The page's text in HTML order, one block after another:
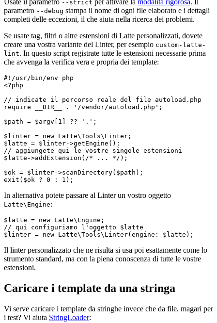
--strict
parametro --debug stampa il nome di ogni file elaborato e i dettagli
completi delle eccezioni, il che aiuta nella ricerca dei problemi.
Se usate tag, filtri o altre estensioni di Latte personalizzati, dovete
creare una vostra variante del Linter, per esempio custom-latte-
lint. In questo script registrate tutte le estensioni necessarie prima
che avvenga la verifica vera e propria dei template:
#!/usr/bin/env php
<?php
// indicate il percorso reale del file autoload.php
require __DIR__ . '/vendor/autoload.php';
$path = $argv[1] ?? '.';
$linter = new Latte\Tools\Linter;
$latte = $linter->getEngine();
// aggiungete qui le vostre singole estensioni
$latte->addExtension(/* ... */);
$ok = $linter->scanDirectory($path);
In alternativa potete passare al Linter un vostro oggetto
Latte\Engine:
$latte = new Latte\Engine;
// qui configuriamo l'oggetto $latte
Il linter personalizzato che ne risulta si usa poi esattamente come lo
strumento standard, ma con la piena conoscenza di tutte le vostre
estensioni.
Caricare i template da una stringa
Vi serve caricare i template da stringhe invece che da file, magari per
i test? Vi aiuta StringLoader: